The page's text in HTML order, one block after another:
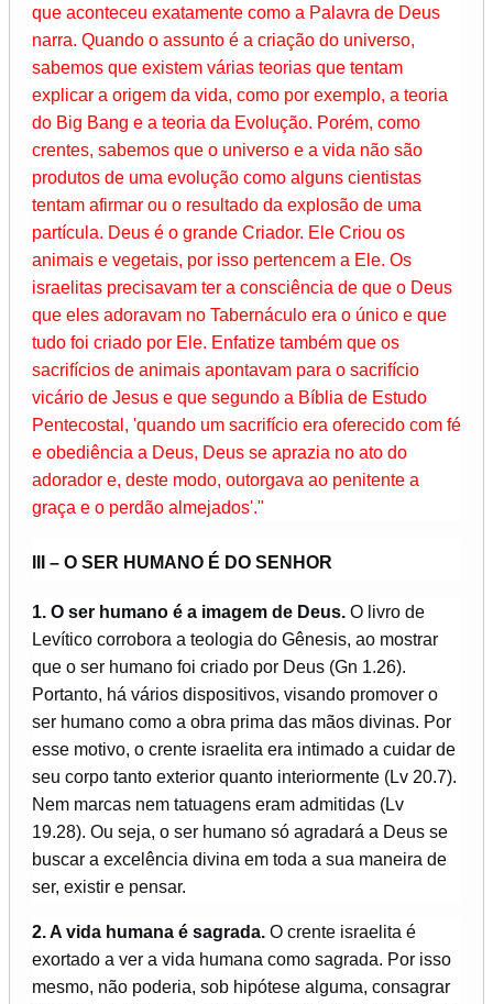
que aconteceu exatamente como a Palavra de Deus
narra. Quando o assunto é a criação do universo,
sabemos que existem várias teorias que tentam
explicar a origem da vida, como por exemplo, a teoria
do Big Bang e a teoria da Evolução. Porém, como
crentes, sabemos que o universo e a vida não são
produtos de uma evolução como alguns cientistas
tentam afirmar ou o resultado da explosão de uma
partícula. Deus é o grande Criador. Ele Criou os
animais e vegetais, por isso pertencem a Ele. Os
israelitas precisavam ter a consciência de que o Deus
que eles adoravam no Tabernáculo era o único e que
tudo foi criado por Ele. Enfatize também que os
sacrifícios de animais apontavam para o sacrifício
vicário de Jesus e que segundo a Bíblia de Estudo
Pentecostal, 'quando um sacrifício era oferecido com fé
e obediência a Deus, Deus se aprazia no ato do
adorador e, deste modo, outorgava ao penitente a
graça e o perdão almejados'."
III – O SER HUMANO É DO SENHOR
1. O ser humano é a imagem de Deus. O livro de
Levítico corrobora a teologia do Gênesis, ao mostrar
que o ser humano foi criado por Deus (Gn 1.26).
Portanto, há vários dispositivos, visando promover o
ser humano como a obra prima das mãos divinas. Por
esse motivo, o crente israelita era intimado a cuidar de
seu corpo tanto exterior quanto interiormente (Lv 20.7).
Nem marcas nem tatuagens eram admitidas (Lv
19.28). Ou seja, o ser humano só agradará a Deus se
buscar a excelência divina em toda a sua maneira de
ser, existir e pensar.
2. A vida humana é sagrada. O crente israelita é
exortado a ver a vida humana como sagrada. Por isso
mesmo, não poderia, sob hipótese alguma, consagrar